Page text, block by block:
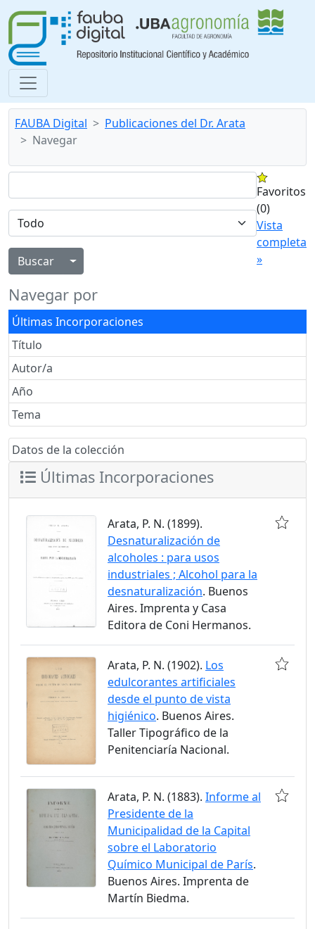
FAUBA Digital
Publicaciones del Dr. Arata
Navegar
Alternar menú desplegable
Favoritos
(0)
Vista
completa
»
Navegar por
Últimas Incorporaciones
Título
Autor/a
Año
Tema
Datos de la colección
Últimas Incorporaciones
Arata, P. N. (1899).
Desnaturalización de
alcoholes : para usos
industriales ; Alcohol para la
desnaturalización. Buenos
Aires. Imprenta y Casa
Editora de Coni Hermanos.
Arata, P. N. (1902). Los
edulcorantes artificiales
desde el punto de vista
higiénico. Buenos Aires.
Taller Tipográfico de la
Penitenciaría Nacional.
Arata, P. N. (1883). Informe al
Presidente de la
Municipalidad de la Capital
sobre el Laboratorio
Químico Municipal de París.
Buenos Aires. Imprenta de
Martín Biedma.